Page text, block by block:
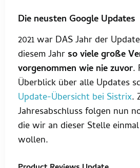
Die neusten Google Updates
2021 war DAS Jahr der
diesem Jahr so viele große
vorgenommen wie nie zuvor.
Überblick über alle Updates
Update-Übersicht bei Sistrix.
Jahresabschluss folgen nun
die wir an dieser Stelle
wollen.